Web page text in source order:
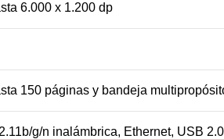
6.000 x 1.200 dp
150 páginas y bandeja
g/n inalámbrica, Ethernet, USB